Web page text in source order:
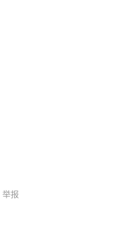
举报